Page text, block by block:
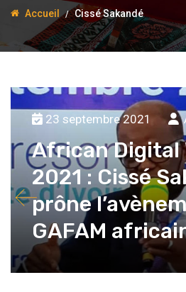
Accueil Cissé Sakandé
23 septembre 2021
African Digital
2021 : Cissé
prône
GAFAM